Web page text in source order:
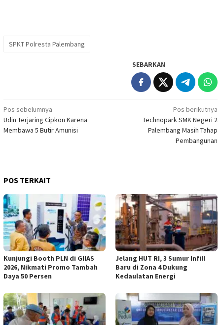
SPKT Polresta Palembang
SEBARKAN
Navigasi
pos
Pos sebelumnya
Udin Terjaring Cipkon Karena
Membawa 5 Butir Amunisi
Pos berikutnya
Technopark SMK Negeri 2
Palembang Masih Tahap
Pembangunan
POS TERKAIT
Kunjungi Booth PLN di GIIAS
2026, Nikmati Promo Tambah
Daya 50 Persen
Jelang HUT RI, 3 Sumur Infill
Baru di Zona 4 Dukung
Kedaulatan Energi